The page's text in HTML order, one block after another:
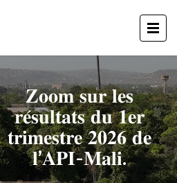
𝐙𝐨𝐨𝐦 𝐬𝐮𝐫 𝐥𝐞𝐬
𝐫𝐞́𝐬𝐮𝐥𝐭𝐚𝐭𝐬 𝐝𝐮 𝟏𝐞𝐫
𝐭𝐫𝐢𝐦𝐞𝐬𝐭𝐫𝐞 𝟐𝟎𝟐𝟔 𝐝𝐞
𝐥’𝐀𝐏𝐈-𝐌𝐚𝐥𝐢.